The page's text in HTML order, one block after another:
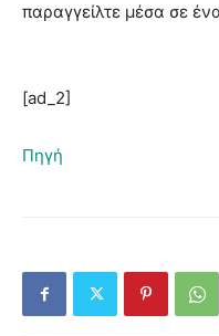
παραγγείλτε μέσα σε
[ad_2]
Πηγή